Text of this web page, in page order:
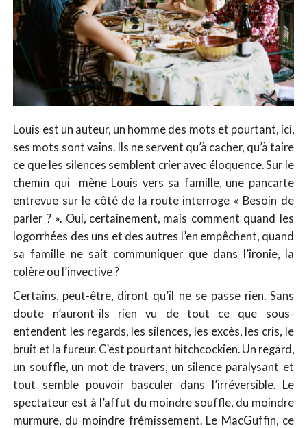
Louis est un auteur, un homme des mots et pourtant, ici,
ses mots sont vains. Ils ne servent qu’à cacher, qu’à taire
ce que les silences semblent crier avec éloquence. Sur le
chemin qui mène Louis vers sa famille, une pancarte
entrevue sur le côté de la route interroge « Besoin de
parler ? ». Oui, certainement, mais comment quand les
logorrhées des uns et des autres l’en empêchent, quand
sa famille ne sait communiquer que dans l’ironie, la
colère ou l’invective ?
Certains, peut-être, diront qu’il ne se passe rien. Sans
doute n’auront-ils rien vu de tout ce que sous-
entendent les regards, les silences, les excès, les cris, le
bruit et la fureur. C’est pourtant hitchcockien. Un regard,
un souffle, un mot de travers, un silence paralysant et
tout semble pouvoir basculer dans l’irréversible. Le
spectateur est à l’affut du moindre souffle, du moindre
murmure, du moindre frémissement. Le MacGuffin, ce